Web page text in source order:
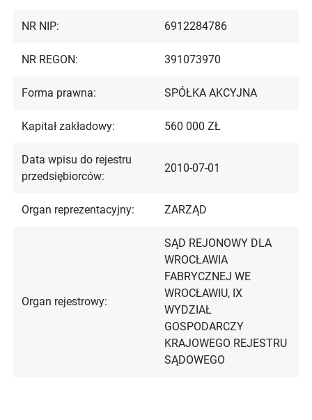
NR NIP: 6912284786
NR REGON: 391073970
Forma prawna: SPÓŁKA AKCYJNA
Kapitał zakładowy: 560 000 ZŁ
Data wpisu do rejestru
przedsiębiorców:
2010-07-01
Organ reprezentacyjny: ZARZĄD
Organ rejestrowy:
SĄD REJONOWY DLA
WROCŁAWIA
FABRYCZNEJ WE
WROCŁAWIU, IX
WYDZIAŁ
GOSPODARCZY
KRAJOWEGO REJESTRU
SĄDOWEGO